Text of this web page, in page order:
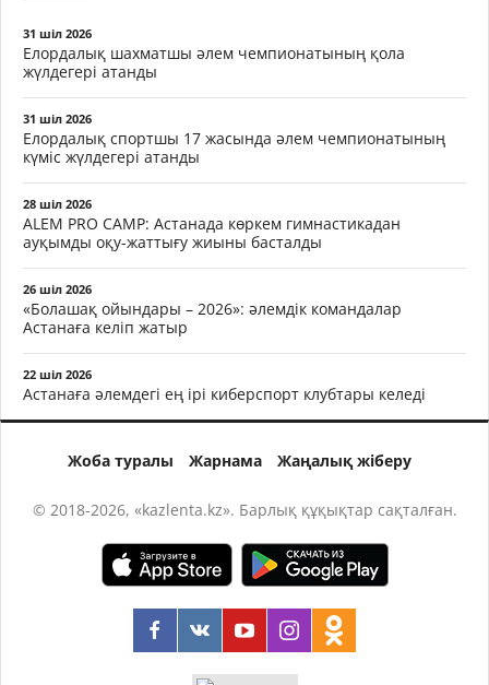
31 шіл 2026
Елордалық шахматшы әлем чемпионатының қола
жүлдегері атанды
31 шіл 2026
Елордалық спортшы 17 жасында әлем чемпионатының
күміс жүлдегері атанды
28 шіл 2026
ALEM PRO CAMP: Астанада көркем гимнастикадан
ауқымды оқу-жаттығу жиыны басталды
26 шіл 2026
«Болашақ ойындары – 2026»: әлемдік командалар
Астанаға келіп жатыр
22 шіл 2026
Астанаға әлемдегі ең ірі киберспорт клубтары келеді
Жоба туралы Жарнама Жаңалық жіберу
© 2018-2026, «kazlenta.kz». Барлық құқықтар сақталған.